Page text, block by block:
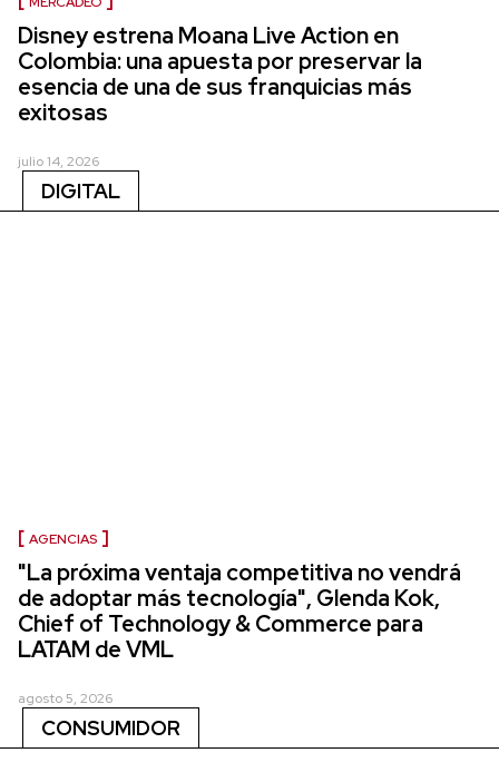
Disney estrena Moana Live Action en
Colombia: una apuesta por preservar la
esencia de una de sus franquicias más
exitosas
julio 14, 2026
DIGITAL
AGENCIAS
"La próxima ventaja competitiva no vendrá
de adoptar más tecnología", Glenda Kok,
Chief of Technology & Commerce para
LATAM de VML
agosto 5, 2026
CONSUMIDOR